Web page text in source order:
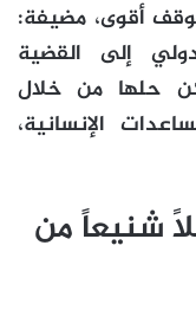
أقوى، مضيفة:
إلى القضية
حلها من خلال
الإنسانية،
شنيعاً من